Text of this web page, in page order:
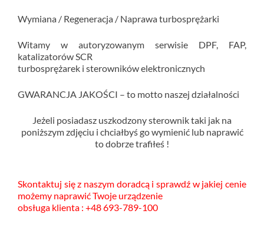
Wymiana / Regeneracja / Naprawa turbosprężarki
Witamy w autoryzowanym serwisie DPF, FAP,
katalizatorów SCR
turbosprężarek i sterowników elektronicznych
GWARANCJA JAKOŚCI – to motto naszej działalności
Jeżeli posiadasz uszkodzony sterownik taki jak na
poniższym zdjęciu i chciałbyś go wymienić lub naprawić
to dobrze trafiłeś !
Skontaktuj się z naszym doradcą i sprawdź w jakiej cenie
możemy naprawić Twoje urządzenie
obsługa klienta : +48 693-789-100